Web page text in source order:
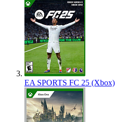
EA SPORTS FC 25 (Xbox)